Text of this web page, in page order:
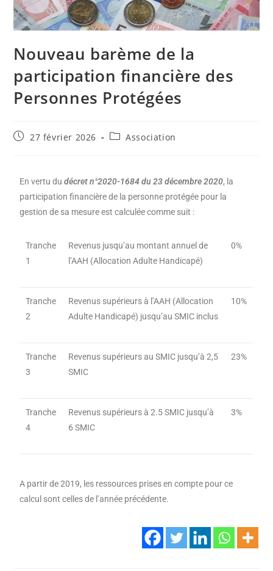
Nouveau barème de la
participation financière des
Personnes Protégées
27 février 2026 Association
En vertu dudécret n°2020-1684 du 23 décembre 2020, la
participation financière de la personne protégée pour la
gestion de sa mesure est calculée comme suit :
Tranche
1
Revenus jusqu’au montant annuel de
l’AAH (Allocation Adulte Handicapé)
0%
Tranche
2
Revenus supérieurs à l’AAH (Allocation
Adulte Handicapé) jusqu’au SMIC inclus
10%
Tranche
3
Revenus supérieurs au SMIC jusqu’à 2,5
SMIC
23%
Tranche
4
Revenus supérieurs à 2.5 SMIC jusqu’à
6 SMIC
3%
A partir de 2019, les ressources prises en compte pour ce
calcul sont celles de l’année précédente.